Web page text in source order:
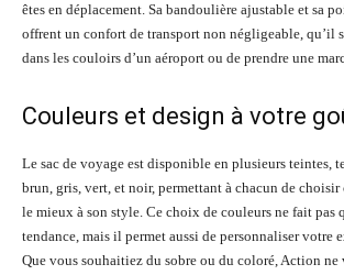
êtes en déplacement. Sa bandoulière ajustable et sa
offrent un confort de transport non négligeable, qu’il
dans les couloirs d’un aéroport ou de prendre une
Couleurs et design à votre
Le sac de voyage est disponible en plusieurs teintes,
brun, gris, vert, et noir, permettant à chacun de
le mieux à son style. Ce choix de couleurs ne fait pas
tendance, mais il permet aussi de personnaliser votre
Que vous souhaitiez du sobre ou du coloré, Action ne